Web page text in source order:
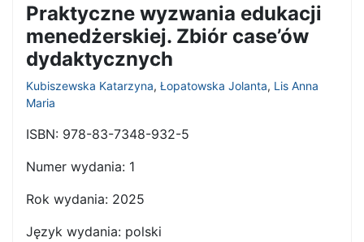
Praktyczne wyzwania edukacji
menedżerskiej. Zbiór case’ów
dydaktycznych
Kubiszewska Katarzyna, Łopatowska Jolanta, Lis Anna
Maria
ISBN: 978-83-7348-932-5
Numer wydania: 1
Rok wydania: 2025
Język wydania: polski